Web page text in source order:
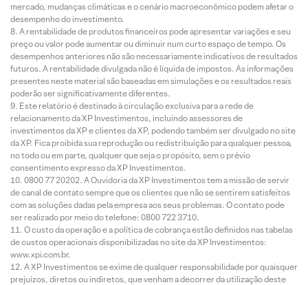
mercado, mudanças climáticas e o cenário macroeconômico podem afetar o
desempenho do investimento.
A rentabilidade de produtos financeiros pode apresentar variações e seu
preço ou valor pode aumentar ou diminuir num curto espaço de tempo. Os
desempenhos anteriores não são necessariamente indicativos de resultados
futuros. A rentabilidade divulgada não é líquida de impostos. As informações
presentes neste material são baseadas em simulações e os resultados reais
poderão ser significativamente diferentes.
Este relatório é destinado à circulação exclusiva para a rede de
relacionamento da XP Investimentos, incluindo assessores de
investimentos da XP e clientes da XP, podendo também ser divulgado no site
da XP. Fica proibida sua reprodução ou redistribuição para qualquer pessoa,
no todo ou em parte, qualquer que seja o propósito, sem o prévio
consentimento expresso da XP Investimentos.
0800 77 20202. A Ouvidoria da XP Investimentos tem a missão de servir
de canal de contato sempre que os clientes que não se sentirem satisfeitos
com as soluções dadas pela empresa aos seus problemas. O contato pode
ser realizado por meio do telefone: 0800 722 3710.
O custo da operação e a política de cobrança estão definidos nas tabelas
de custos operacionais disponibilizadas no site da XP Investimentos:
www.xpi.com.br.
A XP Investimentos se exime de qualquer responsabilidade por quaisquer
prejuízos, diretos ou indiretos, que venham a decorrer da utilização deste